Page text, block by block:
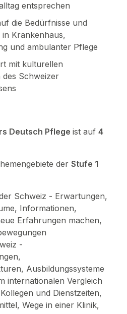
entsprechen
die Bedürfnisse und
Krankenhaus,
und ambulanter Pflege
mit kulturellen
des Schweizer
Deutsch Pflege ist auf 4
der Stufe 1
Schweiz - Erwartungen,
Informationen,
Erfahrungen machen,
-
Ausbildungssysteme
internationalen Vergleich
und Dienstzeiten,
Wege in einer Klinik,